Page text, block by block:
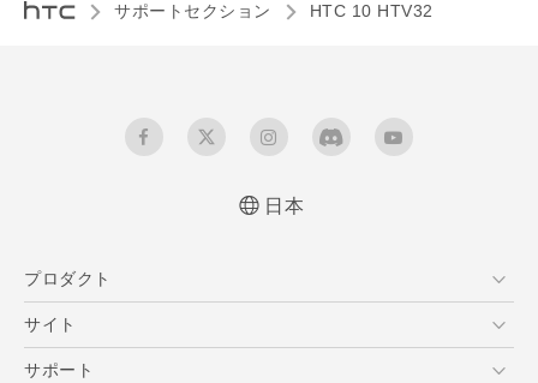
サポートセクション HTC 10 HTV32‎
日本
プロダクト
スマートフォン
サイト
HTC Dev
サポート